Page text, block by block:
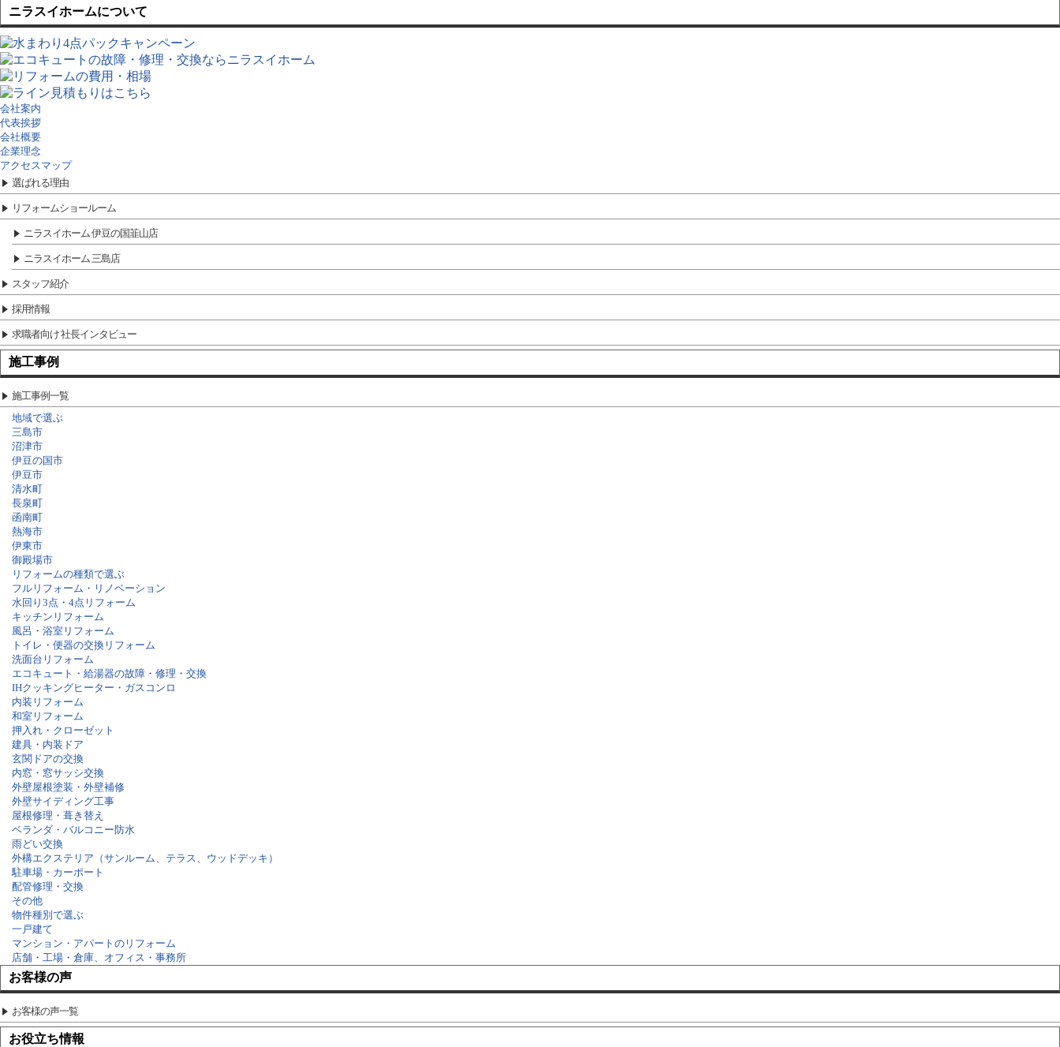
ニラスイホームについて
会社案内
代表挨拶
会社概要
企業理念
アクセスマップ
選ばれる理由
リフォームショールーム
ニラスイホーム 伊豆の国韮山店
ニラスイホーム 三島店
スタッフ紹介
採用情報
求職者向け 社長インタビュー
施工事例
施工事例一覧
地域で選ぶ
三島市
沼津市
伊豆の国市
伊豆市
清水町
長泉町
函南町
熱海市
伊東市
御殿場市
リフォームの種類で選ぶ
フルリフォーム・リノベーション
水回り3点・4点リフォーム
キッチンリフォーム
風呂・浴室リフォーム
トイレ・便器の交換リフォーム
洗面台リフォーム
エコキュート・給湯器の故障・修理・交換
IHクッキングヒーター・ガスコンロ
内装リフォーム
和室リフォーム
押入れ・クローゼット
建具・内装ドア
玄関ドアの交換
内窓・窓サッシ交換
外壁屋根塗装・外壁補修
外壁サイディング工事
屋根修理・葺き替え
ベランダ・バルコニー防水
雨どい交換
外構エクステリア（サンルーム、テラス、ウッドデッキ）
駐車場・カーポート
配管修理・交換
その他
物件種別で選ぶ
一戸建て
マンション・アパートのリフォーム
店舗・工場・倉庫、オフィス・事務所
お客様の声
お客様の声一覧
お役立ち情報